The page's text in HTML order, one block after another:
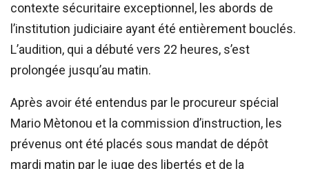
contexte sécuritaire exceptionnel, les abords de
l’institution judiciaire ayant été entièrement bouclés.
L’audition, qui a débuté vers 22 heures, s’est
prolongée jusqu’au matin.
Après avoir été entendus par le procureur spécial
Mario Mètonou et la commission d’instruction, les
prévenus ont été placés sous mandat de dépôt
mardi matin par le juge des libertés et de la